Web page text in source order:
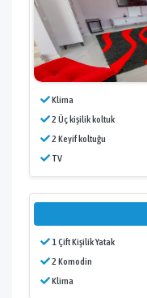
Klima
2 Üç kişilik koltuk
2 Keyif koltuğu
TV
1 Çift Kişilik Yatak
2 Komodin
Klima